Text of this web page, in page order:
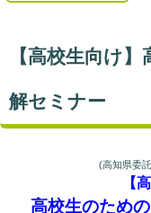
【高校生向け
解セミナー
(高知県委
【
高校生のため